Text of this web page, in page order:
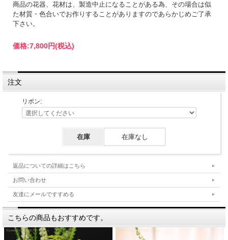
商品の花器、花材は、製造中止になることがある為、その場合は似
た材質・色合いでお作りすることがありますのであらかじめご了承
下さい。
価格:7,800円(税込)
注文
リボン:
在庫 在庫なし
返品についての詳細はこちら
お問い合わせ
友達にメールですすめる
こちらの商品もおすすめです。